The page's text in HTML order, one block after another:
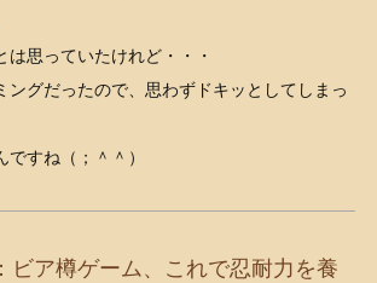
は思っていたけれど・・・
ングだったので、思わずドキッとしてしまっ
すね（；＾＾）
ビア樽ゲーム、これで忍耐力を養